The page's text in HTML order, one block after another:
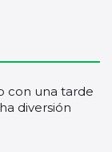
con una tarde
diversión